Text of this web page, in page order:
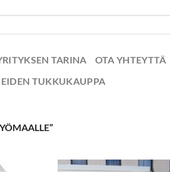
TARINA OTA YHTEYTTÄ
TUKKUKAUPPA